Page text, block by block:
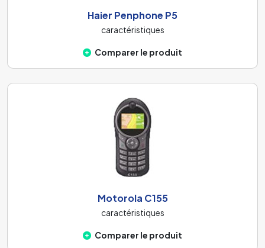
Haier Penphone P5
caractéristiques
Comparer le produit
Motorola C155
caractéristiques
Comparer le produit